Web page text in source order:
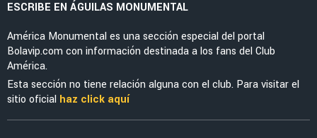
NOTICIAS
Emilio Azcárraga lanza duro mensaje tras la
Eliminación de la Selección Mexicana